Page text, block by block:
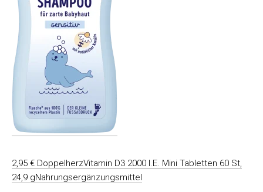
2,95 € DoppelherzVitamin D3 2000 I.E. Mini Tabletten 60 St,
24,9 gNahrungsergänzungsmittel